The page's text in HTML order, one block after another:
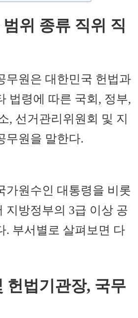
위 종류 직위 직
무원은 대한민국 헌법과
법령에 따른 국회, 정부,
, 선거관리위원회 및 지
무원을 말한다.
가원수인 대통령을 비롯
지방정부의 3급 이상 공
. 부서별로 살펴보면 다
헌법기관장, 국무